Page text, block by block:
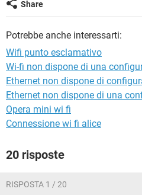
Share
Potrebbe anche interessarti:
Wifi punto esclamativo
Wi-fi non dispone di una
Ethernet non dispone di
Ethernet non dispone di una
Opera mini wi fi
Connessione wi fi alice
20 risposte
RISPOSTA 1 / 20